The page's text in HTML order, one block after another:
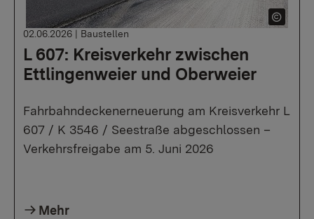
L 607: Kreisverkehr zwischen
Ettlingenweier und Oberweier
02.06.2026 | Baustellen
Fahrbahndeckenerneuerung am Kreisverkehr L
607 / K 3546 / Seestraße abgeschlossen –
Verkehrsfreigabe am 5. Juni 2026
Mehr